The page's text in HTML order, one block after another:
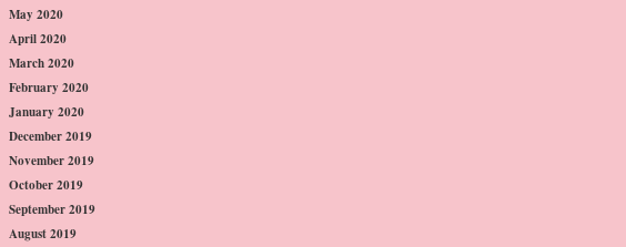
May 2020
April 2020
March 2020
February 2020
January 2020
December 2019
November 2019
October 2019
September 2019
August 2019